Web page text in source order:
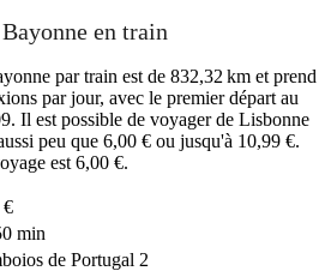
en train
par train est de 832,32 km et prend
par jour, avec le premier départ au
Il est possible de voyager de Lisbonne
peu que 6,00 € ou jusqu'à 10,99 €.
est 6,00 €.
€
min
de Portugal 2